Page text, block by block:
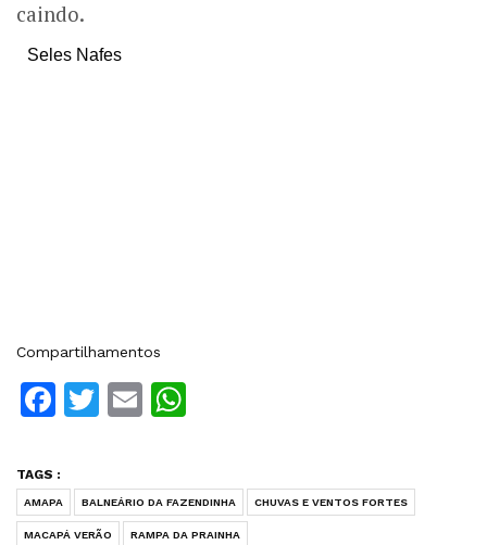
caindo.
Seles Nafes
Compartilhamentos
Facebook
Twitter
Email
TAGS :
AMAPA BALNEÁRIO DA FAZENDINHA CHUVAS E VENTOS FORTES
MACAPÁ VERÃO RAMPA DA PRAINHA